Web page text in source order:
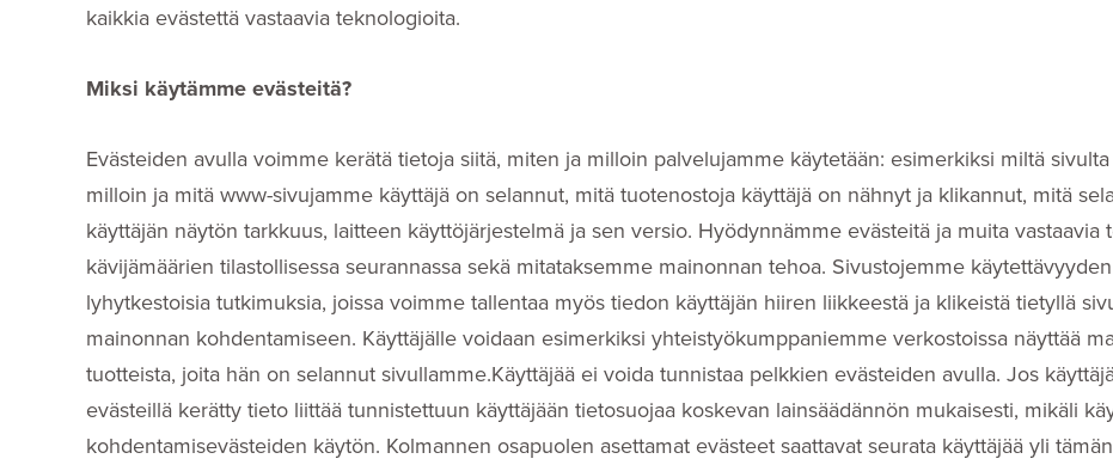
kaikkia evästettä vastaavia teknologioita.
Miksi käytämme evästeitä?
Evästeiden avulla voimme kerätä tietoja siitä, miten ja milloin palvelujamme käytetään: esimerkiksi miltä
milloin ja mitä www-sivujamme käyttäjä on selannut, mitä tuotenostoja käyttäjä on nähnyt ja klikannut, mitä
käyttäjän näytön tarkkuus, laitteen käyttöjärjestelmä ja sen versio. Hyödynnämme evästeitä ja muita
kävijämäärien tilastollisessa seurannassa sekä mitataksemme mainonnan tehoa. Sivustojemme
lyhytkestoisia tutkimuksia, joissa voimme tallentaa myös tiedon käyttäjän hiiren liikkeestä ja klikeistä tietyllä
mainonnan kohdentamiseen. Käyttäjälle voidaan esimerkiksi yhteistyökumppaniemme verkostoissa näyttää
tuotteista, joita hän on selannut sivullamme.Käyttäjää ei voida tunnistaa pelkkien evästeiden avulla. Jos
evästeillä kerätty tieto liittää tunnistettuun käyttäjään tietosuojaa koskevan lainsäädännön mukaisesti, mikäli
kohdentamisevästeiden käytön. Kolmannen osapuolen asettamat evästeet saattavat seurata käyttäjää yli